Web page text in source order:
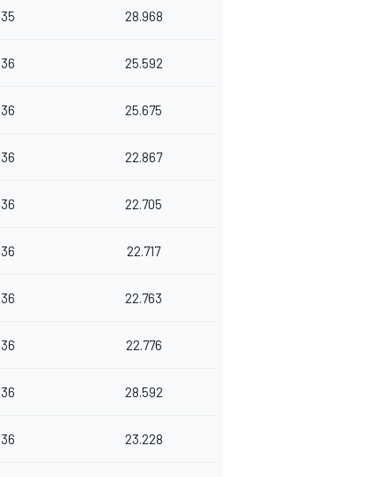
35 28.968
36 25.592
36 25.675
36 22.867
36 22.705
36 22.717
36 22.763
36 22.776
36 28.592
36 23.228